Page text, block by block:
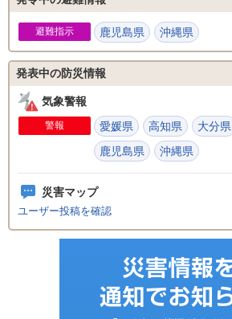
避難指示 鹿児島県 沖縄県
発表中の防災情報
気象警報
警報 愛媛県 高知県 大分県
鹿児島県
沖縄県
災害マップ
ユーザー投稿を確認